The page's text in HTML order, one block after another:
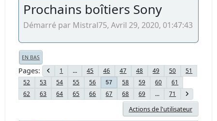
Prochains boîtiers Sony
Démarré par Mistral75, Avril 29, 2020, 01:47:43
EN BAS
Pages 1 ... 45 46 47 48 49 50
51
52
53 54 55 56 57 58 59 60
61
62
63 64 65 66 67 68 69 ... 71
Actions de l'utilisateur